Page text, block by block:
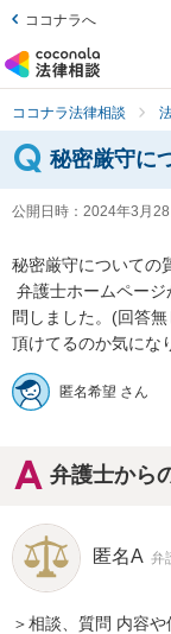
ココナラへ
ココナラ法律相談
秘密厳守に
公開日時： 2024年3月
秘密厳守についての
問しました。(回答
頂けてるのか気にな
匿名希望 さん
弁護士から
匿名A 弁
＞相談、質問 内容